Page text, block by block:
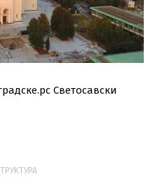
Светосавски